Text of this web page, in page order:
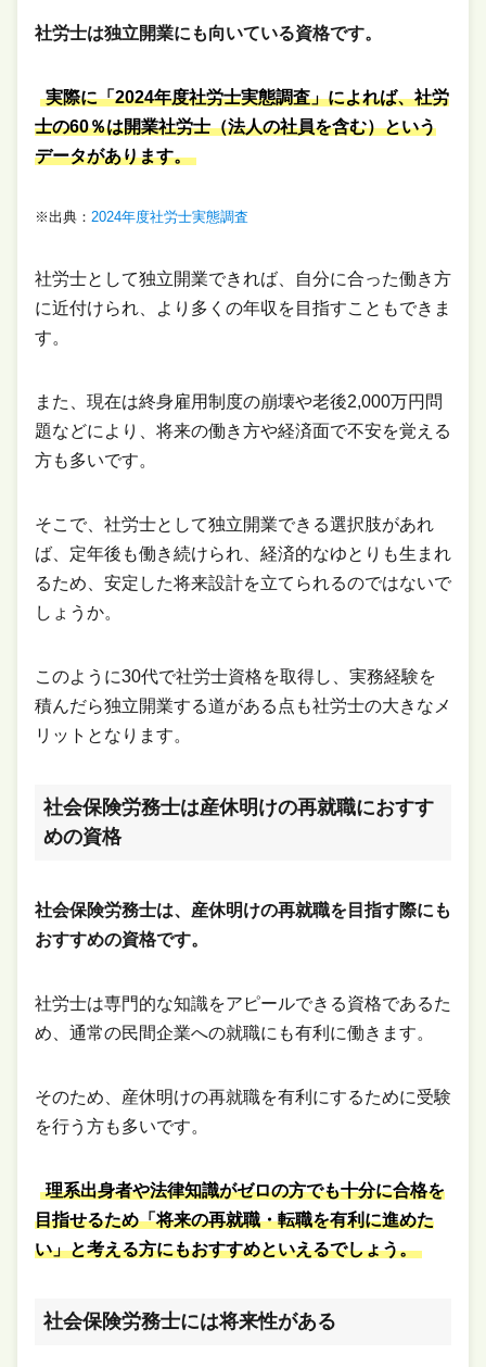
社労士は独立開業にも向いている資格です。
実際に「2024年度社労士実態調査」によれば、社労
士の60％は開業社労士（法人の社員を含む）という
データがあります。
※出典： 2024年度社労士実態調査
社労士として独立開業できれば、自分に合った働き方
に近付けられ、より多くの年収を目指すこともできま
す。
また、現在は終身雇用制度の崩壊や老後2,000万円問
題などにより、将来の働き方や経済面で不安を覚える
方も多いです。
そこで、社労士として独立開業できる選択肢があれ
ば、定年後も働き続けられ、経済的なゆとりも生まれ
るため、安定した将来設計を立てられるのではないで
しょうか。
このように30代で社労士資格を取得し、実務経験を
積んだら独立開業する道がある点も社労士の大きなメ
リットとなります。
社会保険労務士は産休明けの再就職におすす
めの資格
社会保険労務士は、産休明けの再就職を目指す際にも
おすすめの資格です。
社労士は専門的な知識をアピールできる資格であるた
め、通常の民間企業への就職にも有利に働きます。
そのため、産休明けの再就職を有利にするために受験
を行う方も多いです。
理系出身者や法律知識がゼロの方でも十分に合格を
目指せるため「将来の再就職・転職を有利に進めた
い」と考える方にもおすすめといえるでしょう。
社会保険労務士には将来性がある